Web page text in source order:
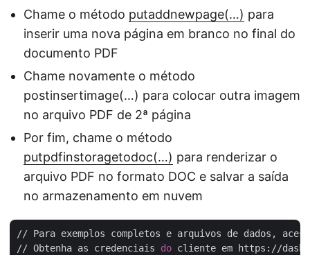
Chame o método putaddnewpage(…) para
inserir uma nova página em branco no final do
documento PDF
Chame novamente o método
postinsertimage(…) para colocar outra imagem
no arquivo PDF de 2ª página
Por fim, chame o método
putpdfinstoragetodoc(…) para renderizar o
arquivo PDF no formato DOC e salvar a saída
no armazenamento em nuvem
// Para exemplos completos e arquivos de dados,
// Obtenha as credenciais do cliente em https://